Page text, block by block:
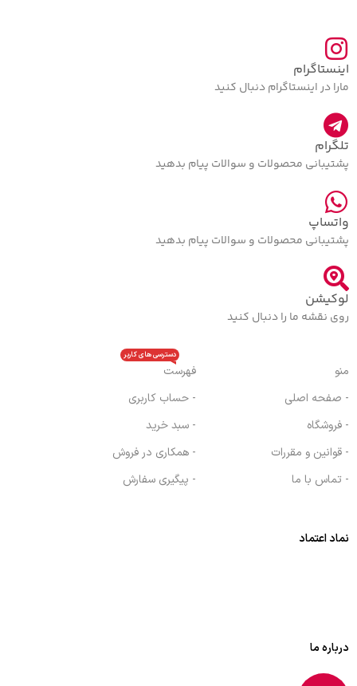
اینستاگرام
مارا در اینستاگرام دنبال کنید
تلگرام
پشتیبانی محصولات و سوالات پیام بدهید
واتساپ
پشتیبانی محصولات و سوالات پیام بدهید
لوکیشن
روی نقشه ما را دنبال کنید
منو
- صفحه اصلی
- فروشگاه
- قوانین و مقررات
- تماس با ما
فهرست
دسترسی های کاربر
- حساب کاربری
- سبد خرید
- همکاری در فروش
- پیگیری سفارش
نماد اعتماد
درباره ما